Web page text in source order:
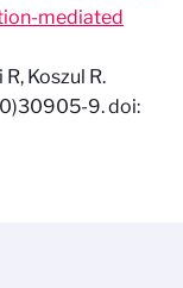
mediated
Koszul R.
9. doi: